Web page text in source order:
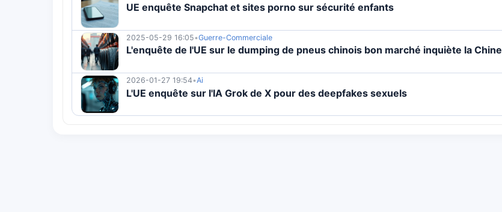
UE enquête Snapchat et sites porno sur sécurité enfants
2025-05-29 16:05•Guerre-Commerciale
L'enquête de l'UE sur le dumping de pneus chinois bon marché inquiète la Chine
2026-01-27 19:54•Ai
L'UE enquête sur l'IA Grok de X pour des deepfakes sexuels